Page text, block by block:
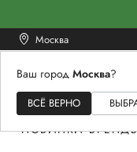
Москва
Ваш город Москва?
ВСЁ ВЕРНО
ЖЕНСКОЕМУЖСКОЕ
НОВИНКИ